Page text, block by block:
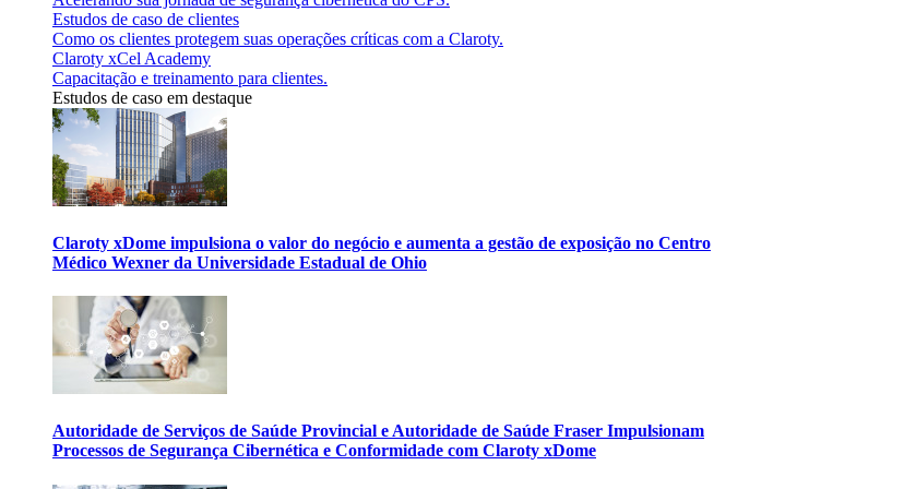
Estudos de caso de clientes
Como os clientes protegem suas operações críticas com a Claroty.
Claroty xCel Academy
Capacitação e treinamento para clientes.
Estudos de caso em destaque
Claroty xDome impulsiona o valor do negócio e aumenta a gestão de exposição no Centro
Médico Wexner da Universidade Estadual de Ohio
Autoridade de Serviços de Saúde Provincial e Autoridade de Saúde Fraser Impulsionam
Processos de Segurança Cibernética e Conformidade com Claroty xDome